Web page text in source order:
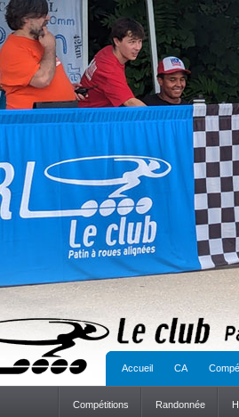
Accueil CA
Compétitions Randonnée